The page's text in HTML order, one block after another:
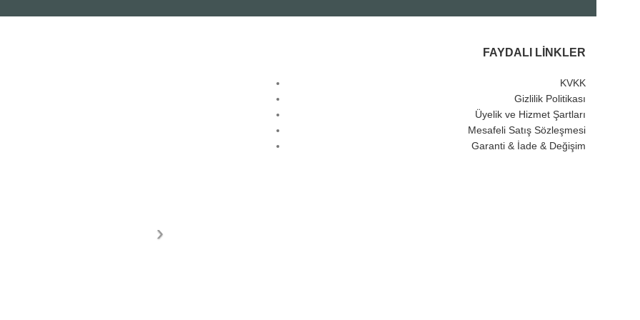
FAYDALI LINKLER
KVKK
Gizlilik Politikası
Üyelik ve Hizmet Şartları
Mesafeli Satış Sözleşmesi
Garanti & İade & Değişim